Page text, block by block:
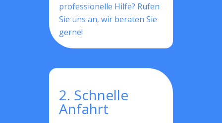
professionelle Hilfe? Rufen
Sie uns an, wir beraten Sie
gerne!
2. Schnelle
Anfahrt